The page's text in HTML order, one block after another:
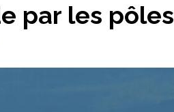
par les pôles